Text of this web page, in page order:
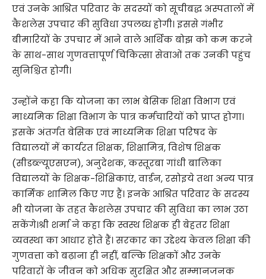
एवं उनके आश्रित परिवार के सदस्यों को सूचीबद्ध अस्पतालों में
कैशलेस उपचार की सुविधा उपलब्ध होगी। इससे गंभीर
बीमारियों के उपचार में आने वाले आर्थिक बोझ को कम करने
के साथ-साथ गुणवत्तापूर्ण चिकित्सा सेवाओं तक उनकी पहुंच
सुनिश्चित होगी।
उन्होंने कहा कि योजना का लाभ बेसिक शिक्षा विभाग एवं
माध्यमिक शिक्षा विभाग के पात्र कर्मचारियों को प्राप्त होगा।
इसके अंतर्गत बेसिक एवं माध्यमिक शिक्षा परिषद के
विद्यालयों में कार्यरत शिक्षक, शिक्षामित्र, विशेष शिक्षक
(सीडब्ल्यूएसएन), अनुदेशक, कस्तूरबा गांधी बालिका
विद्यालयों के शिक्षक-शिक्षिकाएं, वार्डन, रसोइये तथा अन्य पात्र
कार्मिक शामिल किए गए हैं। इनके आश्रित परिवार के सदस्य
भी योजना के तहत कैशलेस उपचार की सुविधा का लाभ उठा
सकेंगे।श्री शर्मा ने कहा कि स्वस्थ शिक्षक ही बेहतर शिक्षा
व्यवस्था का आधार होते हैं। सरकार का उद्देश्य केवल शिक्षा की
गुणवत्ता को बढ़ाना ही नहीं, बल्कि शिक्षकों और उनके
परिवारों के जीवन को अधिक सुरक्षित और सम्मानजनक